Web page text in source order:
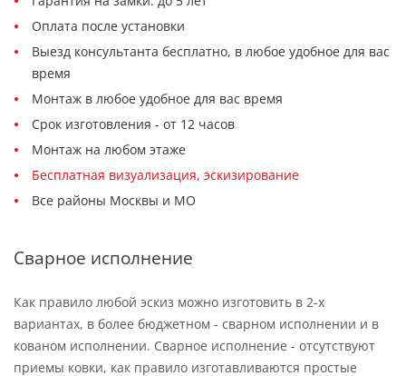
Оплата после установки
Выезд консультанта бесплатно, в любое удобное для вас
время
Монтаж в любое удобное для вас время
Срок изготовления - от 12 часов
Монтаж на любом этаже
Бесплатная визуализация, эскизирование
Все районы Москвы и МО
Сварное исполнение
Как правило любой эскиз можно изготовить в 2-х
вариантах, в более бюджетном - сварном исполнении и в
кованом исполнении. Сварное исполнение - отсутствуют
приемы ковки, как правило изготавливаются простые